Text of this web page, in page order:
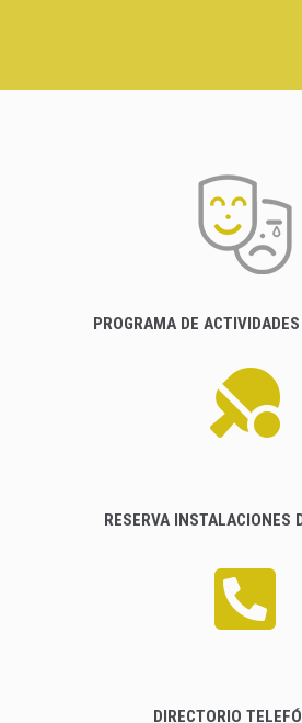
PROGRAMA DE
RESERVA INSTALACIONES
DIRECTORIO